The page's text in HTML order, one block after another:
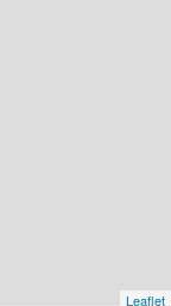
Leaflet